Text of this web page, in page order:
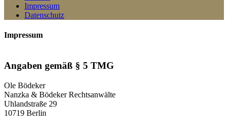
Impressum
Datenschutz
Impressum
Angaben gemäß § 5 TMG
Ole Bödeker
Nanzka & Bödeker Rechtsanwälte
Uhlandstraße 29
10719 Berlin